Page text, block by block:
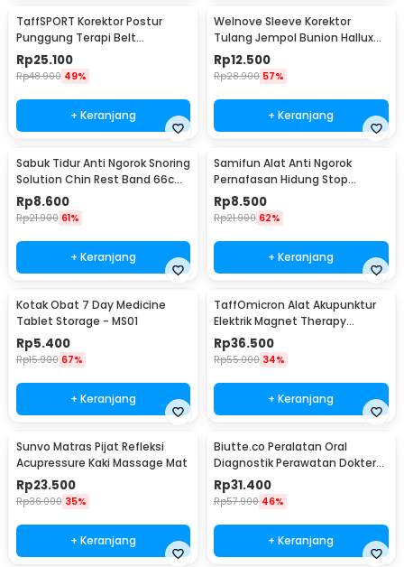
TaffSPORT Korektor Postur
Punggung Terapi Belt
Magnetic XL - T025
Rp25.100
Rp48.900 49%
+ Keranjang
Welnove Sleeve Korektor
Tulang Jempol Bunion Hallux
Orthotics - CSQ1408
Rp12.500
Rp28.900 57%
+ Keranjang
Sabuk Tidur Anti Ngorok Snoring
Solution Chin Rest Band 66cm
- 5582
Rp8.600
Rp21.900 61%
+ Keranjang
Samifun Alat Anti Ngorok
Pernafasan Hidung Stop
Snoring Air Purifier - MX-555
Rp8.500
Rp21.900 62%
+ Keranjang
Kotak Obat 7 Day Medicine
Tablet Storage - MS01
Rp5.400
Rp15.900 67%
+ Keranjang
TaffOmicron Alat Akupunktur
Elektrik Magnet Therapy
Battery - DF-618
Rp36.500
Rp55.000 34%
+ Keranjang
Sunvo Matras Pijat Refleksi
Acupressure Kaki Massage Mat
Rp23.500
Rp36.000 35%
+ Keranjang
Biutte.co Peralatan Oral
Diagnostik Perawatan Dokter
Gigi Dental 5in1 - 7CKQ01
Rp31.400
Rp57.900 46%
+ Keranjang